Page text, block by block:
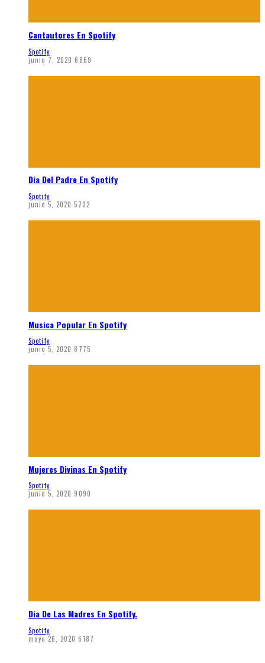
Cantautores En Spotify
Spotify
junio 7, 2020 6869
Dia Del Padre En Spotify
Spotify
junio 5, 2020 5702
Musica Popular En Spotify
Spotify
junio 5, 2020 8775
Mujeres Divinas En Spotify
Spotify
junio 5, 2020 9090
Dia De Las Madres En Spotify.
Spotify
mayo 26, 2020 6187